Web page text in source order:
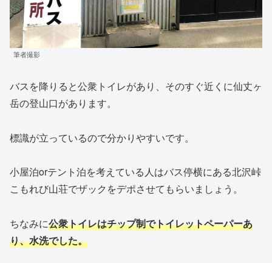
筆者撮影
バスを降りると公衆トイレがあり、そのすぐ近くに仙丈ヶ
岳の登山口があります。
標識が立っているので分かりやすいです。
小屋泊orテント泊を考えている人はバス停横にある北沢峠
こもれび山荘でザックをデポさせてもらいましょう。
ちなみに公衆トイレはチップ制でトイレットペーパーあ
り、水洗でした。